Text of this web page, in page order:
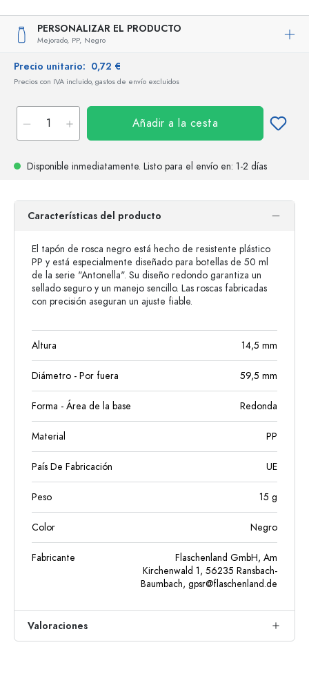
PERSONALIZAR EL PRODUCTO
Mejorado, PP, Negro
Precio unitario: 0,72 €
Precios con IVA incluido, gastos de envío excluidos
Añadir a la cesta
Disponible inmediatamente. Listo para el envío en: 1-2 días
Características del producto
El tapón de rosca negro está hecho de resistente plástico
PP y está especialmente diseñado para botellas de 50 ml
de la serie "Antonella". Su diseño redondo garantiza un
sellado seguro y un manejo sencillo. Las roscas fabricadas
con precisión aseguran un ajuste fiable.
Altura 14,5 mm
Diámetro - Por fuera 59,5 mm
Forma - Área de la base Redonda
Material PP
País De Fabricación UE
Peso 15 g
Color Negro
Fabricante
Flaschenland GmbH, Am
Kirchenwald 1, 56235 Ransbach-
Baumbach, gpsr@flaschenland.de
Valoraciones